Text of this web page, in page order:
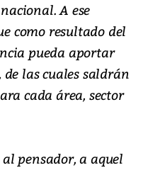
A ese
como resultado del
pueda aportar
las cuales saldrán
cada área, sector
pensador, a aquel